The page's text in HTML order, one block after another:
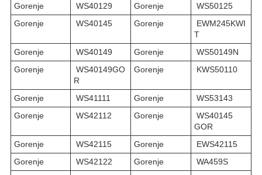
Gorenje
WS40129 Gorenje
WS50125
Gorenje
WS40145 Gorenje
EWM245KWI
T
Gorenje
WS40149 Gorenje
WS50149N
Gorenje
WS40149GO
R
Gorenje KWS50110
Gorenje WS41111 Gorenje
WS53143
Gorenje
WS42112 Gorenje
WS40145
GOR
Gorenje
WS42115 Gorenje
EWS42115
Gorenje
WS42122 Gorenje
WA459S